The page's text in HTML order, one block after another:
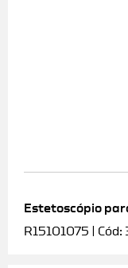
Estetoscópio
R15101075 |